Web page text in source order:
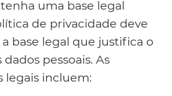
uma base legal
de privacidade deve
base legal que justifica o
pessoais. As
legais incluem: